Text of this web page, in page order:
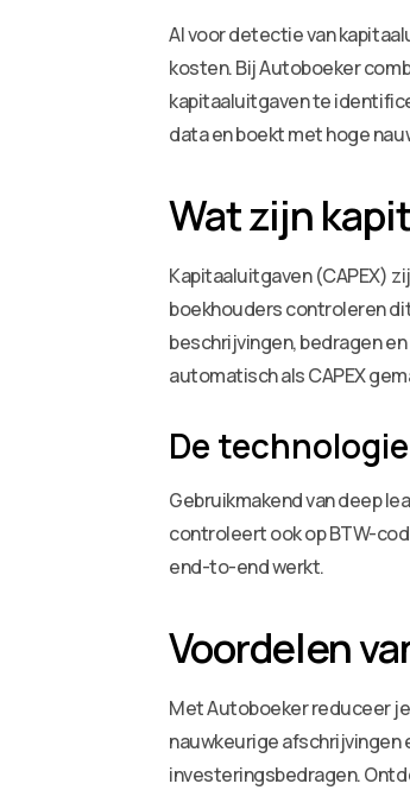
AI voor detectie van
kosten. Bij Autoboeker
kapitaaluitgaven te
data en boekt met hoge
Wat zijn
Kapitaaluitgaven (CAPEX)
boekhouders controleren
beschrijvingen, bedragen
automatisch als CAPEX
De
Gebruikmakend van deep
controleert ook op BTW-
end-to-end werkt.
Voordelen
Met Autoboeker reduceer
nauwkeurige afschrijvingen
investeringsbedragen.